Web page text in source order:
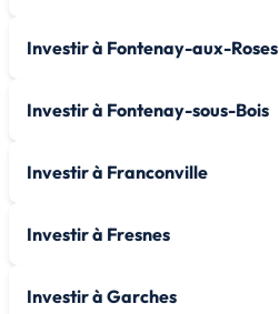
Investir à Fontenay-aux-Roses
Investir à Fontenay-sous-Bois
Investir à Franconville
Investir à Fresnes
Investir à Garches